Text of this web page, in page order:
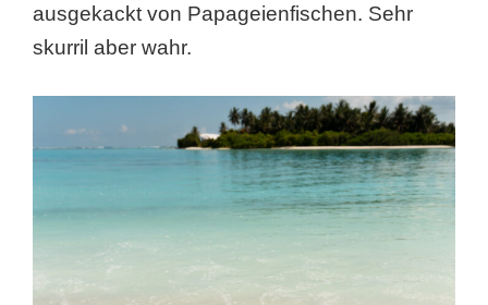
ausgekackt von Papageienfischen. Sehr
skurril aber wahr.